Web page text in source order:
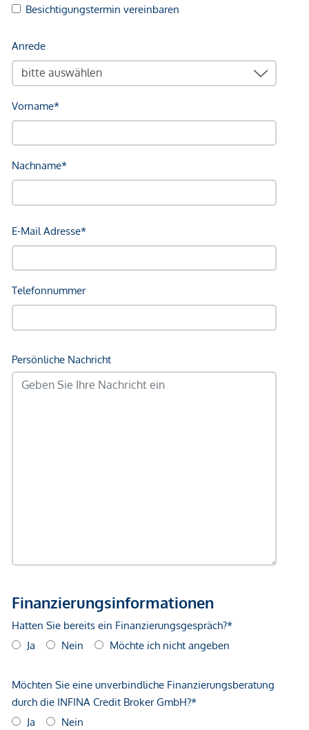
Klinik <500m
Kinder & Schulen
Schule <500m
Kindergarten <250m
Universität <250m
Nahversorgung
Bäckerei <250m
Geldautomat <250m
Bank <250m
Post <250m
Verkehr
Bus <250m
Immobilienunternehmen angeboten. Allfällige aus dem
gegenüber dem anbietenden Immobilienunternehmen
geltend zu machen. Wir weisen Sie darauf hin, dass die
gemachten Angaben und Informationen lediglich
unverbindliche Vorabinformationen sind und daher ohne